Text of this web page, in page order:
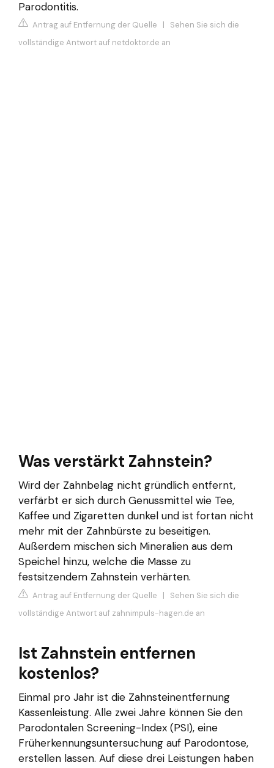
Parodontitis.
Antrag auf Entfernung der Quelle | Sehen Sie sich die
vollständige Antwort auf netdoktor.de an
Was verstärkt Zahnstein?
Wird der Zahnbelag nicht gründlich entfernt,
verfärbt er sich durch Genussmittel wie Tee,
Kaffee und Zigaretten dunkel und ist fortan nicht
mehr mit der Zahnbürste zu beseitigen.
Außerdem mischen sich Mineralien aus dem
Speichel hinzu, welche die Masse zu
festsitzendem Zahnstein verhärten.
Antrag auf Entfernung der Quelle | Sehen Sie sich die
vollständige Antwort auf zahnimpuls-hagen.de an
Ist Zahnstein entfernen
kostenlos?
Einmal pro Jahr ist die Zahnsteinentfernung
Kassenleistung. Alle zwei Jahre können Sie den
Parodontalen Screening-Index (PSI), eine
Früherkennungsuntersuchung auf Parodontose,
erstellen lassen. Auf diese drei Leistungen haben